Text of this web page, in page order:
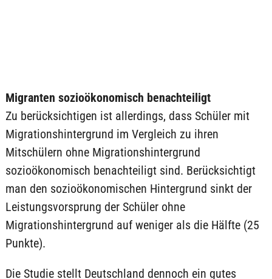
Migranten sozioökonomisch benachteiligt
Zu berücksichtigen ist allerdings, dass Schüler mit
Migrationshintergrund im Vergleich zu ihren
Mitschülern ohne Migrationshintergrund
sozioökonomisch benachteiligt sind. Berücksichtigt
man den sozioökonomischen Hintergrund sinkt der
Leistungsvorsprung der Schüler ohne
Migrationshintergrund auf weniger als die Hälfte (25
Punkte).
Die Studie stellt Deutschland dennoch ein gutes